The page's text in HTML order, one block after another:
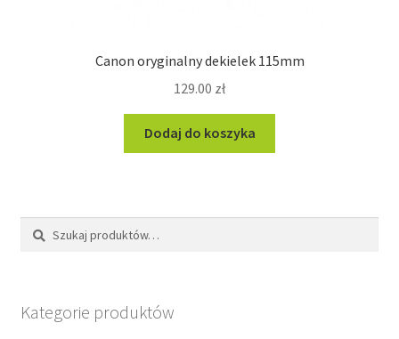
Canon oryginalny dekielek 115mm
129.00 zł
Dodaj do koszyka
Szukaj:
Szukaj
Kategorie produktów